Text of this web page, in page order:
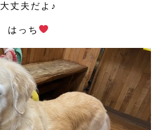
大丈夫だよ♪
はっち